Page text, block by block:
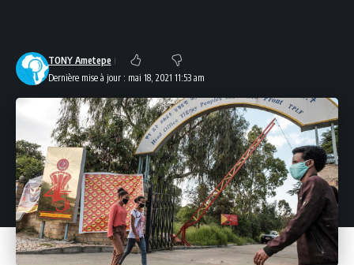
Dernière mise à jour : mai 18, 2021 11:53 am
TONY Ametepe